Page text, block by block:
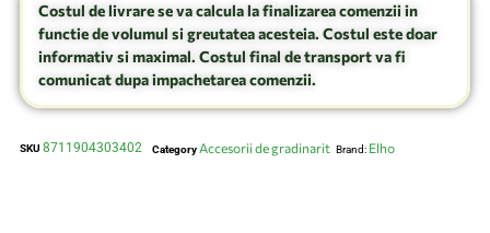
Costul de livrare se va calcula la finalizarea comenzii in
functie de volumul si greutatea acesteia. Costul este doar
informativ si maximal. Costul final de transport va fi
comunicat dupa impachetarea comenzii.
SKU 8711904303402 Category Accesorii de gradinarit Brand: Elho